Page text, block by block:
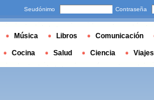
Seudónimo Contraseña
Música Libros Comunicación
Cocina Salud Ciencia Viajes